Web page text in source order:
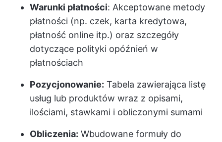
Warunki płatności: Akceptowane metody
płatności (np. czek, karta kredytowa,
płatność online itp.) oraz szczegóły
dotyczące polityki opóźnień w
płatnościach
Pozycjonowanie: Tabela zawierająca listę
usług lub produktów wraz z opisami,
ilościami, stawkami i obliczonymi sumami
Obliczenia: Wbudowane formuły do